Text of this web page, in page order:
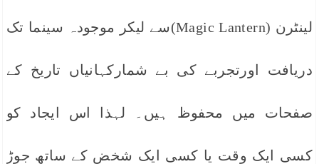
لینٹرن (Magic Lantern)سے لیکر موجودہ سینما تک
دریافت اورتجربے کی بے شمارکہانیاں تاریخ کے
صفحات میں محفوظ ہیں۔ لہذا اس ایجاد کو
کسی ایک وقت یا کسی ایک شخض کے ساتھ جوڑ